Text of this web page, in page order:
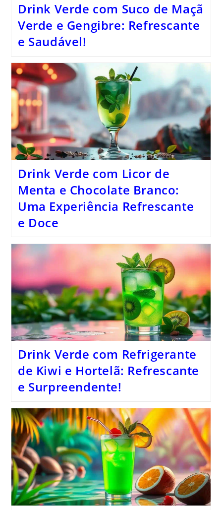
Drink Verde com Suco de Maçã
Verde e Gengibre: Refrescante
e Saudável!
Drink Verde com Licor de
Menta e Chocolate Branco:
Uma Experiência Refrescante
e Doce
Drink Verde com Refrigerante
de Kiwi e Hortelã: Refrescante
e Surpreendente!